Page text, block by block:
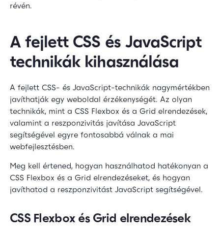
révén.
A fejlett CSS és JavaScript
technikák kihasználása
A fejlett CSS- és JavaScript-technikák nagymértékben
javíthatják egy weboldal érzékenységét. Az olyan
technikák, mint a CSS Flexbox és a Grid elrendezések,
valamint a reszponzivitás javítása JavaScript
segítségével egyre fontosabbá válnak a mai
webfejlesztésben.
Meg kell értened, hogyan használhatod hatékonyan a
CSS Flexbox és a Grid elrendezéseket, és hogyan
javíthatod a reszponzivitást JavaScript segítségével.
CSS Flexbox és Grid elrendezések